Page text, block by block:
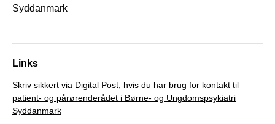
Links
Skriv sikkert via Digital Post, hvis du har brug for kontakt til
patient- og pårørenderådet i Børne- og Ungdomspsykiatri
Syddanmark
Syddanmark